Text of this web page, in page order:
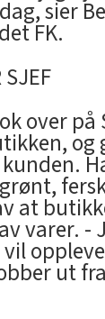
sier
FK.
over på
og
at
varer. -
ut